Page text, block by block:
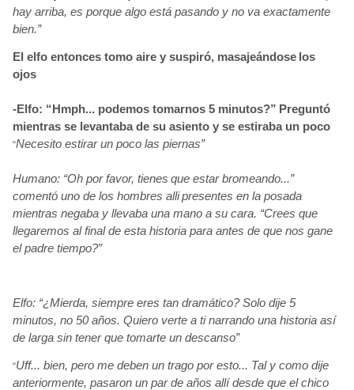
hay arriba, es porque algo está pasando y no va exactamente
bien.”
El elfo entonces tomo aire y suspiró, masajeándose los
ojos
-Elfo: “Hmph... podemos tomarnos 5 minutos?” Preguntó
mientras se levantaba de su asiento y se estiraba un poco
“Necesito estirar un poco las piernas”
Humano: “Oh por favor, tienes que estar bromeando...”
comentó uno de los hombres allipresentes en la posada
mientras negaba y llevaba una mano a su cara. “Crees que
llegaremos al final de esta historia para antes de que nos gane
el padre tiempo?”
Elfo: “¿Mierda, siempre eres tan dramático? Solo dije 5
minutos, no 50 años. Quiero verte a ti narrando una historia así
de larga sin tener que tomarte un descanso”
“Uff... bien, pero me deben un trago por esto... Tal y como dije
anteriormente, pasaron un par de años allí desde que el chico